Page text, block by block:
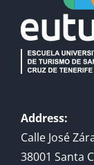
Address:
Calle José
38001 Santa